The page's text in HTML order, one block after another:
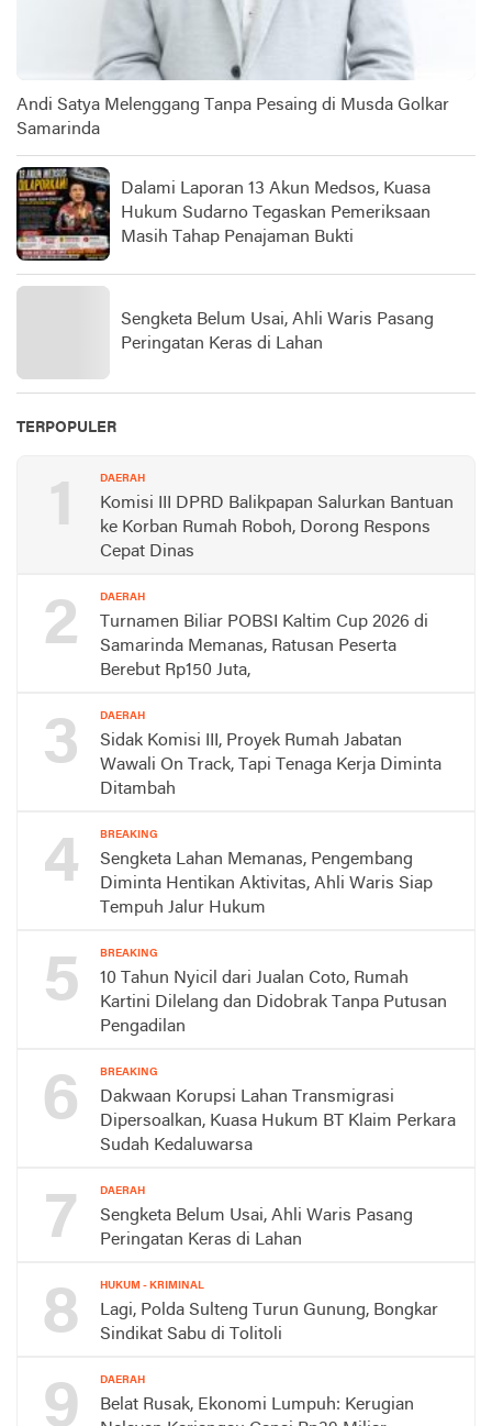
Andi Satya Melenggang Tanpa Pesaing di Musda Golkar
Samarinda
Dalami Laporan 13 Akun Medsos, Kuasa
Hukum Sudarno Tegaskan Pemeriksaan
Masih Tahap Penajaman Bukti
Sengketa Belum Usai, Ahli Waris Pasang
Peringatan Keras di Lahan
TERPOPULER
1 DAERAH
Komisi III DPRD Balikpapan Salurkan Bantuan
ke Korban Rumah Roboh, Dorong Respons
Cepat Dinas
2 DAERAH
Turnamen Biliar POBSI Kaltim Cup 2026 di
Samarinda Memanas, Ratusan Peserta
Berebut Rp150 Juta,
3 DAERAH
Sidak Komisi III, Proyek Rumah Jabatan
Wawali On Track, Tapi Tenaga Kerja Diminta
Ditambah
4 BREAKING
Sengketa Lahan Memanas, Pengembang
Diminta Hentikan Aktivitas, Ahli Waris Siap
Tempuh Jalur Hukum
5 BREAKING
10 Tahun Nyicil dari Jualan Coto, Rumah
Kartini Dilelang dan Didobrak Tanpa Putusan
Pengadilan
6 BREAKING
Dakwaan Korupsi Lahan Transmigrasi
Dipersoalkan, Kuasa Hukum BT Klaim Perkara
Sudah Kedaluwarsa
7 DAERAH
Sengketa Belum Usai, Ahli Waris Pasang
Peringatan Keras di Lahan
8 HUKUM - KRIMINAL
Lagi, Polda Sulteng Turun Gunung, Bongkar
Sindikat Sabu di Tolitoli
9 DAERAH
Belat Rusak, Ekonomi Lumpuh: Kerugian